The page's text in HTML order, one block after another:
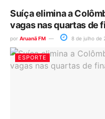
Suíça elimina a
vagas nas quartas de
por Aruanã FM 8 de julho de
ESPORTE